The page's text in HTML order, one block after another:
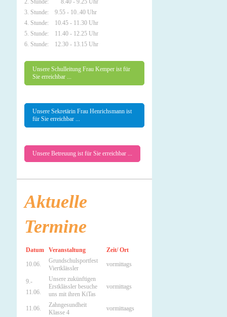
2. Stunde: 8.40 - 9.25 Uhr
3. Stunde: 9.55 - 10..40 Uhr
4. Stunde: 10.45 - 11.30 Uhr
5. Stunde: 11.40 - 12.25 Uhr
6. Stunde: 12.30 - 13.15 Uhr
Unsere Schulleitung Frau Kemper ist für
Sie erreichbar ...
Unsere Sekretärin Frau Henrichsmann ist
für Sie erreichbar ...
Unsere Betreuung ist für Sie erreichbar ...
Aktuelle
Termine
Datum Veranstaltung Zeit/ Ort
10.06.
Grundschulsportfest
Viertklässler
vormittags
9.-
11.06.
Unsere zukünftigen
Erstklässler besuche
uns mit ihren KiTas
vormittags
11.06.
Zahngesundheit
Klasse 4
vormittaags